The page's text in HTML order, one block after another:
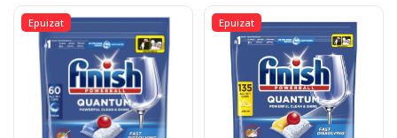
Epuizat Epuizat